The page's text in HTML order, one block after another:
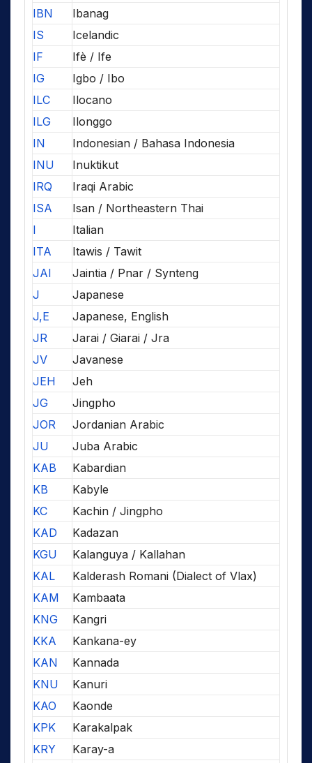
IBN
Ibanag
IS
Icelandic
IF
Ifè / Ife
IG
Igbo / Ibo
ILC
Ilocano
ILG
Ilonggo
IN
Indonesian / Bahasa Indonesia
INU
Inuktikut
IRQ
Iraqi Arabic
ISA
Isan / Northeastern Thai
I
Italian
ITA
Itawis / Tawit
JAI
Jaintia / Pnar / Synteng
J
Japanese
J,E
Japanese, English
JR
Jarai / Giarai / Jra
JV
Javanese
JEH
Jeh
JG
Jingpho
JOR
Jordanian Arabic
JU
Juba Arabic
KAB
Kabardian
KB
Kabyle
KC
Kachin / Jingpho
KAD
Kadazan
KGU
Kalanguya / Kallahan
KAL
Kalderash Romani (Dialect of Vlax)
KAM
Kambaata
KNG
Kangri
KKA
Kankana-ey
KAN
Kannada
KNU
Kanuri
KAO
Kaonde
KPK
Karakalpak
KRY
Karay-a